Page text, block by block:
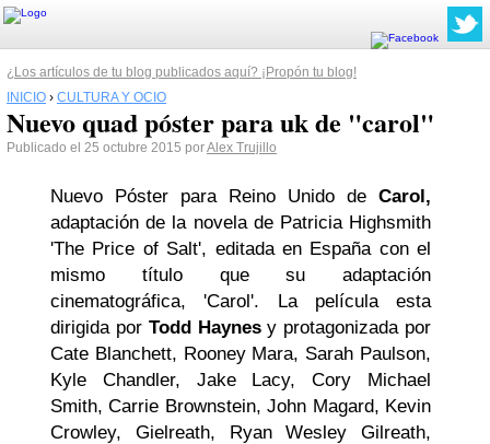
¿Los artículos de tu blog publicados aquí? ¡Propón tu blog!
INICIO › CULTURA Y OCIO
Nuevo quad póster para uk de "carol"
Publicado el 25 octubre 2015 porAlex Trujillo
Nuevo Póster para Reino Unido de Carol,
adaptación de la novela de Patricia Highsmith
'The Price of Salt', editada en España con el
mismo título que su adaptación
cinematográfica, 'Carol'. La película esta
dirigida por Todd Haynesy protagonizada por
Cate Blanchett, Rooney Mara, Sarah Paulson,
Kyle Chandler, Jake Lacy, Cory Michael
Smith, Carrie Brownstein, John Magard, Kevin
Crowley, Gielreath, Ryan Wesley Gilreath,